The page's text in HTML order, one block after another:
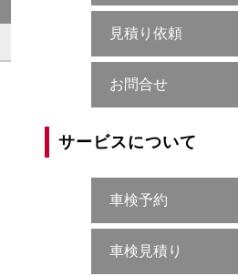
見積り依頼
お問合せ
サービスについて
車検予約
車検見積り